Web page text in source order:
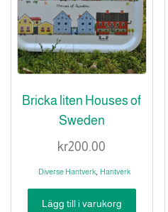
Bricka liten Houses of
Sweden
kr200.00
Diverse Hantverk Hantverk
Lägg till i varukorg